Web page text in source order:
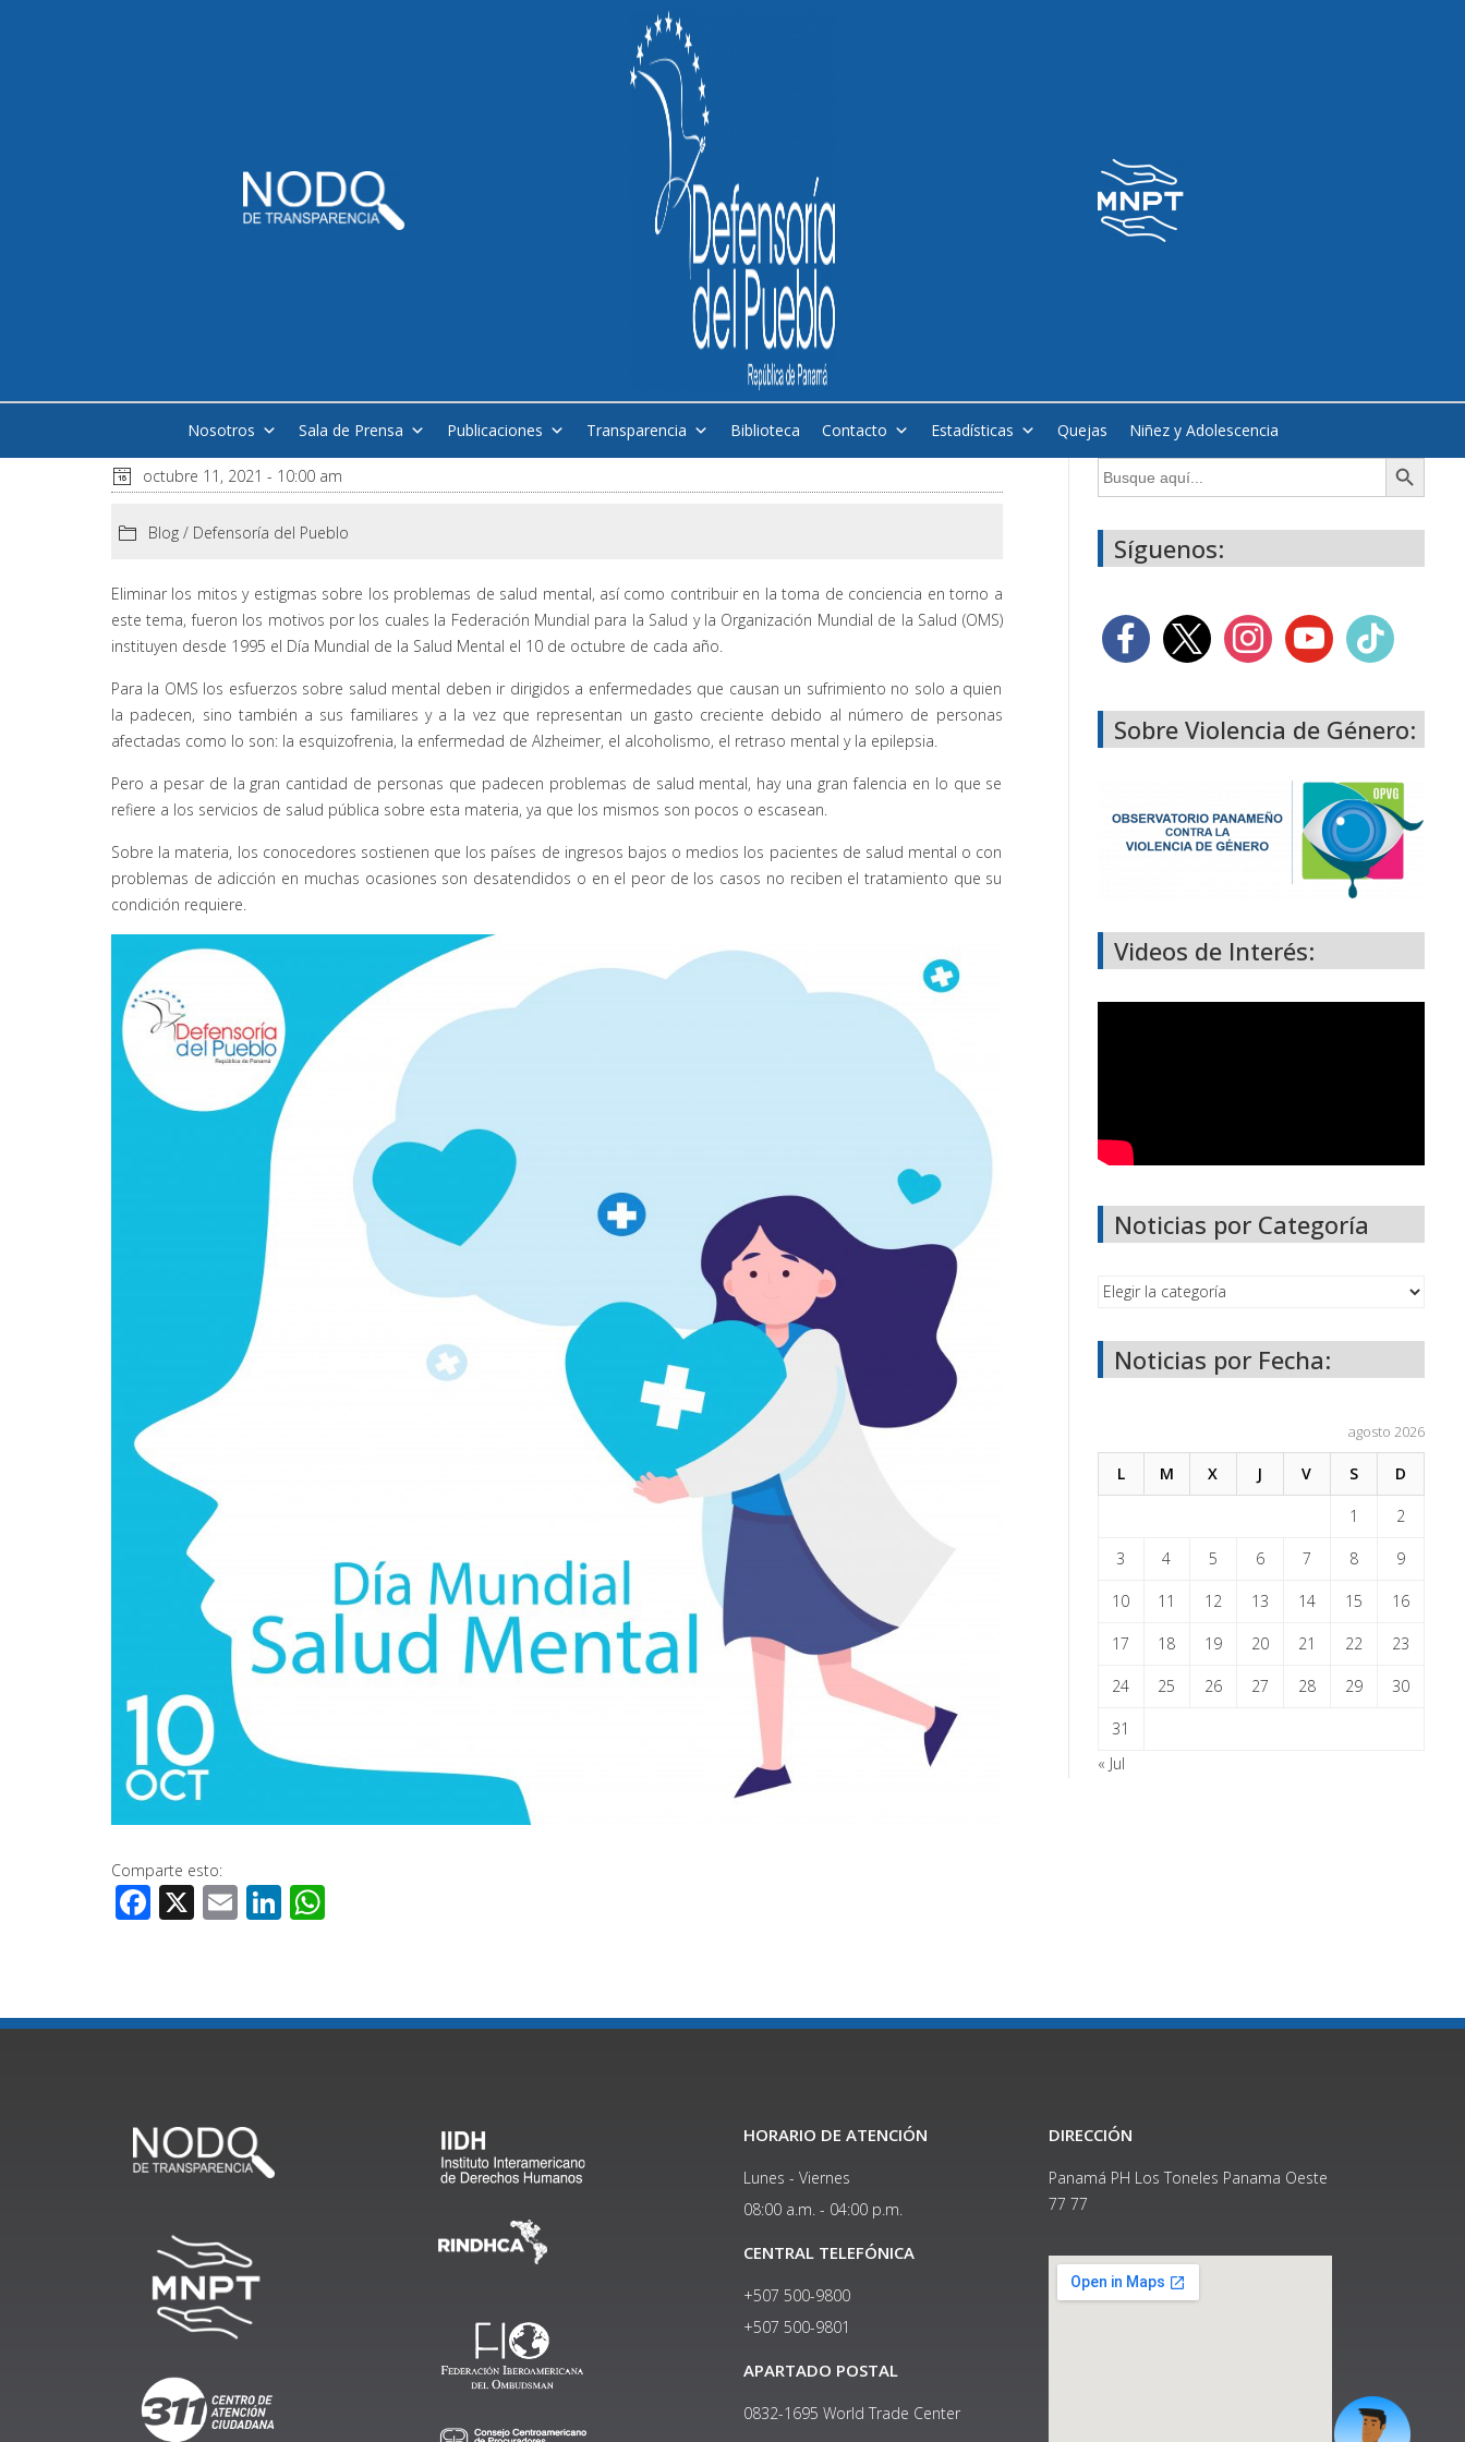
Nosotros Sala de Prensa Publicaciones Transparencia Biblioteca Contacto Estadísticas Quejas Niñez y Adolescencia
octubre 11, 2021 - 10:00 am
Blog / Defensoría del Pueblo
Eliminar los mitos y estigmas sobre los problemas de salud mental, así como contribuir en la toma de conciencia en torno a
este tema, fueron los motivos por los cuales la Federación Mundial para la Salud y la Organización Mundial de la Salud (OMS)
instituyen desde 1995 el Día Mundial de la Salud Mental el 10 de octubre de cada año.
Para la OMS los esfuerzos sobre salud mental deben ir dirigidos a enfermedades que causan un sufrimiento no solo a quien
la padecen, sino también a sus familiares y a la vez que representan un gasto creciente debido al número de personas
afectadas como lo son: la esquizofrenia, la enfermedad de Alzheimer, el alcoholismo, el retraso mental y la epilepsia.
Pero a pesar de la gran cantidad de personas que padecen problemas de salud mental, hay una gran falencia en lo que se
refiere a los servicios de salud pública sobre esta materia, ya que los mismos son pocos o escasean.
Sobre la materia, los conocedores sostienen que los países de ingresos bajos o medios los pacientes de salud mental o con
problemas de adicción en muchas ocasiones son desatendidos o en el peor de los casos no reciben el tratamiento que su
condición requiere.
Comparte esto:
Facebook
X EmailLinkedIn
Buscar: Botón de búsqueda
Síguenos:
Sobre Violencia de Género:
Videos de Interés:
Noticias por Categoría
Noticias por Fecha:
agosto 2026
L M X J V S D
1 2
3 4 5 6 7 8 9
10 11 12 13 14 15 16
17 18 19 20 21 22 23
24 25 26 27 28 29 30
31
« Jul
HORARIO DE ATENCIÓN
Lunes - Viernes
08:00 a.m. - 04:00 p.m.
CENTRAL TELEFÓNICA
+507 500-9800
+507 500-9801​
APARTADO POSTAL
0832-1695 World Trade Center
DIRECCIÓN
Panamá PH Los Toneles Panama Oeste
77 77